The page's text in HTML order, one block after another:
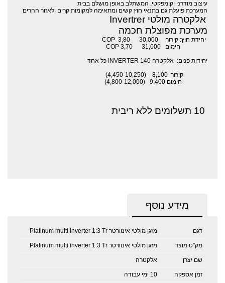
עיצוב מודרני וקומפקטי, המשתלב באופן מושלם בבית
המערכת פועלת גם בתנאי חוץ קשים ומתאימה למקומות קרים ולאזור ההרים
אלקטרה מולטי Invertrer
מערכת מפוצלת חכמה
יחידת חוץ: קירור 30,000 COP 3,80
חימום 31,000 3,70 COP
יחידות פנים: אלקטרה INVERTER 140 כל אחד
קירור 8,100ׁ (4,450-10,250)
חימום 9,400 (4,800-12,000)
מידע נוסף
דגם מזגן מולטי אינוורטר Platinum multi inverter 1:3 Tr
מק"ט מוצר מזגן מולטי אינוורטר Platinum multi inverter 1:3 Tr
שם יצרן אלקטרה
זמן אספקה 10 ימי עבודה